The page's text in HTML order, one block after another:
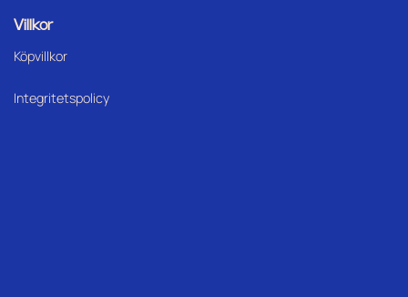
Villkor
Köpvillkor
Integritetspolicy